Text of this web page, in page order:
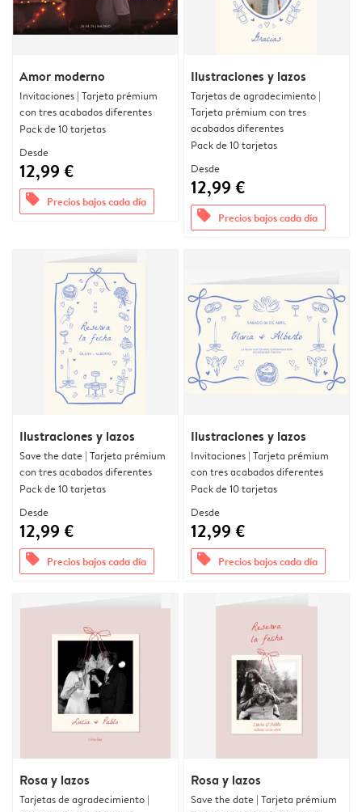
Amor moderno
Invitaciones | Tarjeta prémium
con tres acabados diferentes
Pack de 10 tarjetas
Desde
12,99 €
offers Precios bajos cada día
Ilustraciones y lazos
Tarjetas de agradecimiento |
Tarjeta prémium con tres
acabados diferentes
Pack de 10 tarjetas
Desde
12,99 €
offers Precios bajos cada día
Ilustraciones y lazos
Save the date | Tarjeta prémium
con tres acabados diferentes
Pack de 10 tarjetas
Desde
12,99 €
offers Precios bajos cada día
Ilustraciones y lazos
Invitaciones | Tarjeta prémium
con tres acabados diferentes
Pack de 10 tarjetas
Desde
12,99 €
offers Precios bajos cada día
Rosa y lazos
Tarjetas de agradecimiento |
Rosa y lazos
Save the date | Tarjeta prémium